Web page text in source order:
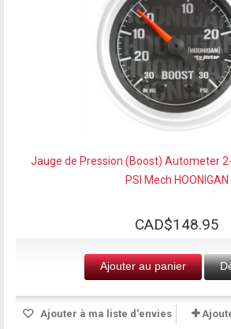
Jauge de Pression (Boost) Autometer
PSI Mech HOONIGAN
CAD$148.95
Ajouter au panier
Ajouter à ma liste d'envies